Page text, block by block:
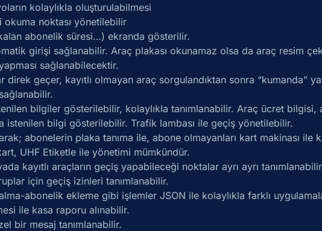
kolaylıkla oluşturulabilmesi
noktası yönetilebilir
abonelik süresi…) ekranda gösterilir.
girişi sağlanabilir. Araç plakası okunamaz olsa da araç resim
sağlanabilecektir.
direk geçer, kayıtlı olmayan araç sorgulandıktan sonra “kumanda”
bilgiler gösterilebilir, kolaylıkla tanımlanabilir. Araç ücret bilgisi,
istenilen bilgi gösterilebilir. Trafik lambası ile geçiş yönetilebilir.
abonelerin plaka tanıma ile, abone olmayanları kart makinası ile
UHF Etiketle ile yönetimi mümkündür.
kayıtlı araçların geçiş yapabileceği noktalar ayrı ayrı
için geçiş izinleri tanımlanabilir.
abonelik ekleme gibi işlemler JSON ile kolaylıkla farklı
ile kasa raporu alınabilir.
bir mesaj tanımlanabilir.